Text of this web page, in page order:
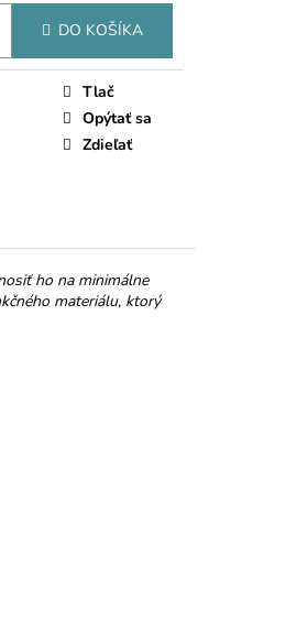
DO KOŠÍKA
Tlač
Opýtať sa
Zdieľať
ho na minimálne
materiálu, ktorý